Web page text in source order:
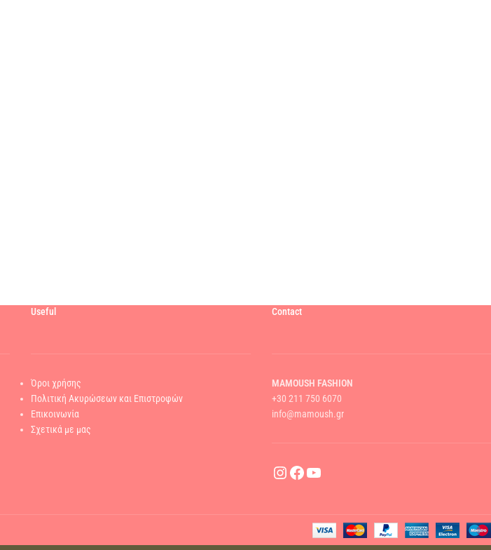
Useful
Όροι χρήσης
Πολιτική Ακυρώσεων και Επιστροφών
Επικοινωνία
Σχετικά με μας
Contact
MAMOUSH FASHION
+30 211 750 6070
info@mamoush.gr